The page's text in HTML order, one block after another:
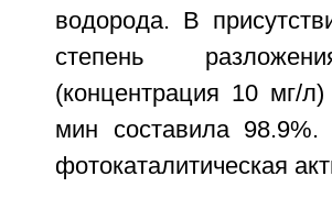
водорода. В
степень
(концентрация 10 мг/
мин составила
фотокаталитическая